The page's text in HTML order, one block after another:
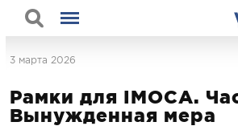
3 марта 2026
Рамки для IMOCA.
Вынужденная мера